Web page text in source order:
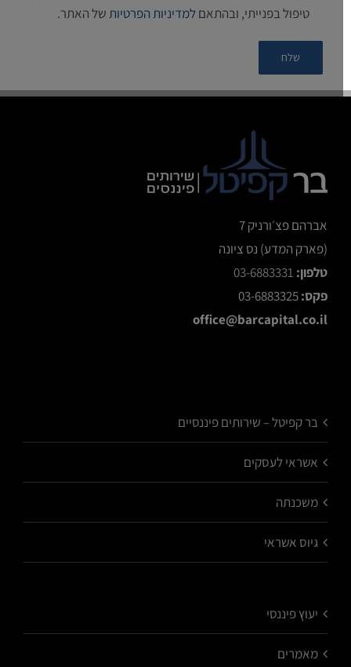
טיפול בפנייתי, ובהתאםלמדיניות הפרטיותשל האתר.
אברהם פצ׳ורניק 7
(פארק המדע) נס ציונה
טלפון:03-6883331
פקס:03-6883325
office@barcapital.co.il
בר קפיטל – שירותים פיננסיים
אשראי לעסקים
משכנתה
גיוס אשראי
יעוץ פיננסי
מאמרים